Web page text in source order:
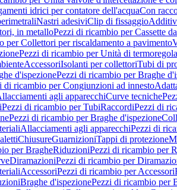
idrici per contatore dell'acquaCon
Nastri adesiviClip di fissaggio
in metalloPezzi di ricambio per Cassette
per Collettori per riscaldamento a pavimento
Pezzi di ricambio per Unità di
AccessoriIsolanti per collettoriTubi di
d'ispezionePezzi di ricambio per Braghe
di ricambio per Congiunzioni ad innesto
agli apparecchiCurve tecniche
Pezzi di ricambio per TubiRaccordiPezzi di
Pezzi di ricambio per Braghe d'ispezione
Allacciamenti agli apparecchiPezzi di
ChiusureGuarnizioniTappi di protezione
per BragheRiduzioniPezzi di ricambio per
DiramazioniPezzi di ricambio per
AccessoriPezzi di ricambio per Accessori
Braghe d'ispezionePezzi di ricambio per